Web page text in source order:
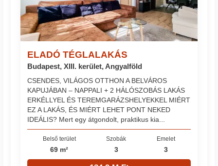
ELADÓ TÉGLALAKÁS
Budapest, XIII. kerület, Angyalföld
CSENDES, VILÁGOS OTTHON A BELVÁROS
KAPUJÁBAN – NAPPALI + 2 HÁLÓSZOBÁS LAKÁS
ERKÉLLYEL ÉS TEREMGARÁZSHELYEKKEL MIÉRT
EZ A LAKÁS, ÉS MIÉRT LEHET PONT NEKED
IDEÁLIS? Mert egy átgondolt, praktikus kia...
Belső terület
69 m²
Szobák
3
Emelet
3